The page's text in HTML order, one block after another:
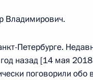
Флота
Владимирович.
Петербурге.
назад [14 мая 2018
поговорили